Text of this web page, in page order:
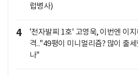
럽병사)
4
'전자발찌 1호' 고영욱, 이번엔 이지
격.."49평이 미니멀리즘? 많이 출
나"